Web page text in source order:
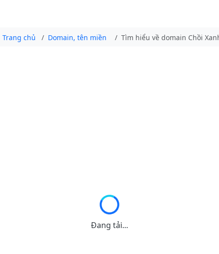
Trang chủ Domain, tên miền Tìm hiểu về domain Chồi
Đang tải...